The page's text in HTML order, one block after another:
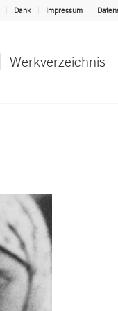
Dank Impressum
Werkverzeichnis